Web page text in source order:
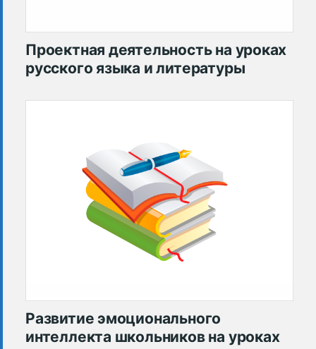
Проектная деятельность на уроках
русского языка и литературы
Развитие эмоционального
интеллекта школьников на уроках